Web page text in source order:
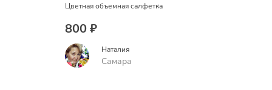
Цветная объемная салфетка
800 ₽
Наталия
Самара